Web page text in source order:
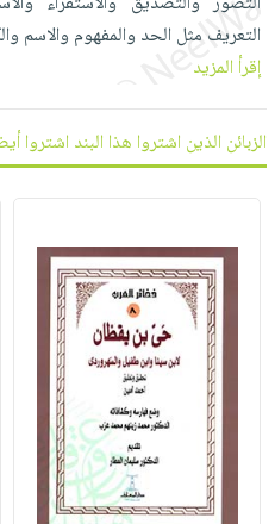
بالأسنان
الحمية
والتغذية
أدوات
المائدة
أدوات
المطبخ
مبيعاً
العودة
للمدارس
اكسسوارات
كتب
منزلية
اكسسوارات
ملابس
مطرزات
حقائب
حلي
عناية
بالذات
شحن
مجاني
اشتراكات
كل
الاشتراكات
صندوق
القراءة
iKitab
حدود
وفرات
عن
الشركة
سياسة
الشركة
حسابك
لائحة
الأمنيات
التعريف مثل الحد والمفهوم والاسم
إقرأ المزيد
الزبائن الذين اشتروا هذا البند اشتروا